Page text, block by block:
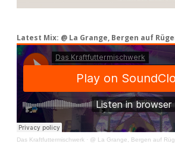
Latest Mix: @ La Grange, Bergen auf
Das Kraftfuttermischwerk · @ La Grange, Bergen auf